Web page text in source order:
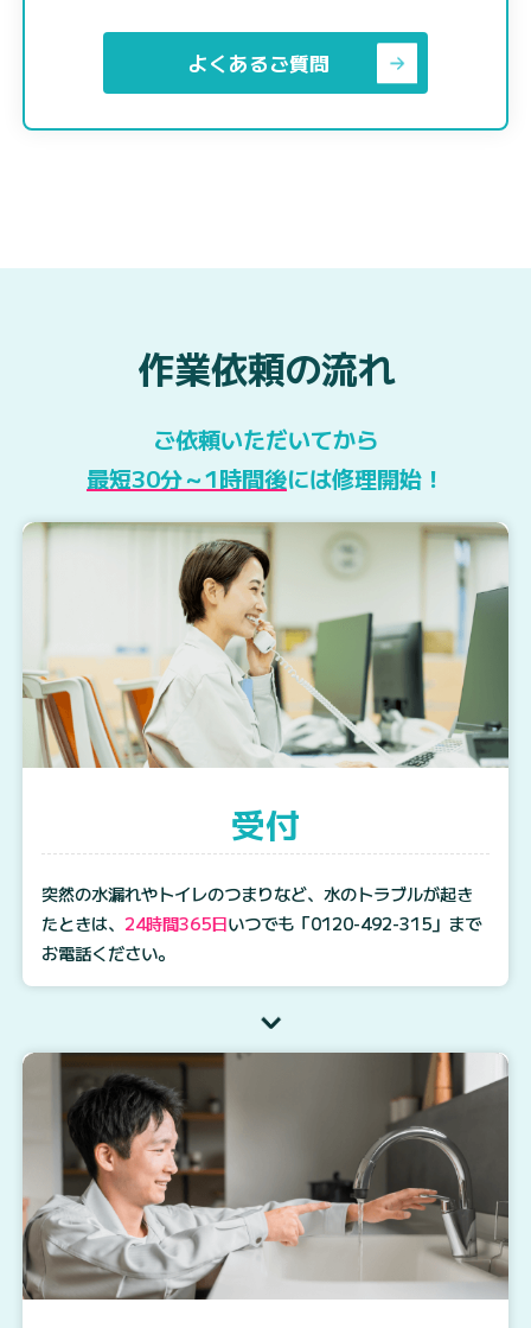
よくあるご質問
作業依頼の流れ
ご依頼いただいてから
最短30分～1時間後には修理開始！
受付
突然の水漏れやトイレのつまりなど、水のトラブルが起き
たときは、24時間365日いつでも 「0120-492-315」 まで
お電話ください。